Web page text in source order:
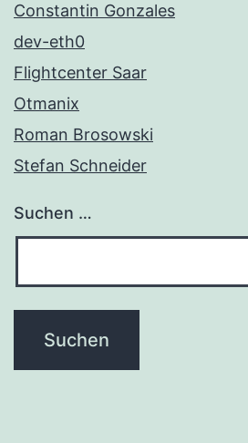
Constantin Gonzales
dev-eth0
Flightcenter Saar
Otmanix
Roman Brosowski
Stefan Schneider
Suchen …